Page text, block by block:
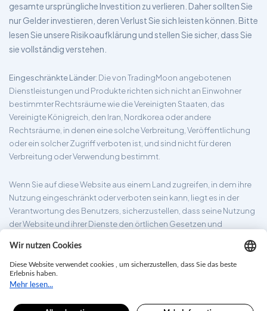
gesamte ursprüngliche Investition zu verlieren. Daher sollten Sie
nur Gelder investieren, deren Verlust Sie sich leisten können. Bitte
lesen Sie unsere Risikoaufklärung und stellen Sie sicher, dass Sie
sie vollständig verstehen.
Eingeschränkte Länder: Die von TradingMoon angebotenen
Dienstleistungen und Produkte richten sich nicht an Einwohner
bestimmter Rechtsräume wie die Vereinigten Staaten, das
Vereinigte Königreich, den Iran, Nordkorea oder andere
Rechtsräume, in denen eine solche Verbreitung, Veröffentlichung
oder ein solcher Zugriff verboten ist, und sind nicht für deren
Verbreitung oder Verwendung bestimmt.
Wenn Sie auf diese Website aus einem Land zugreifen, in dem ihre
Nutzung eingeschränkt oder verboten sein kann, liegt es in der
Verantwortung des Benutzers, sicherzustellen, dass seine Nutzung
der Website und ihrer Dienste den örtlichen Gesetzen und
seiner Website bereitgestellten Informationen für alle
Rechtsgebiete geeignet sind.